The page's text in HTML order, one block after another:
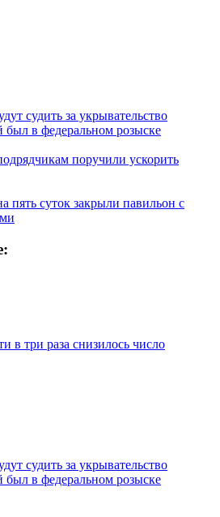
судить за укрывательство
в федеральном розыске
поручили ускорить
пять суток закрыли павильон с
в три раза снизилось число
судить за укрывательство
в федеральном розыске